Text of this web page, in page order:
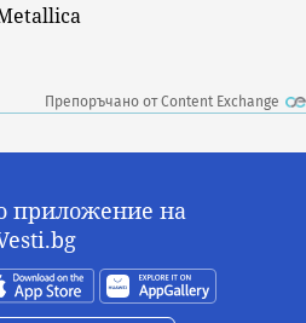
Препоръчано от Content Exchange
приложение на